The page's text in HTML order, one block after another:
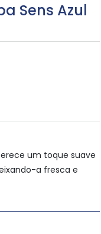
Sens Azul
um toque suave
a fresca e